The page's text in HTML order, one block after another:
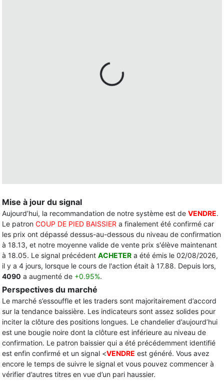
Mise à jour du signal
Aujourd’hui, la recommandation de notre système est de VENDRE.
Le patron COUP DE PIED BAISSIER a finalement été confirmé car
les prix ont dépassé dessus-au-dessous du niveau de confirmation
à 18.13, et notre moyenne valide de vente prix s'élève maintenant
à 18.05. Le signal précédent ACHETER a été émis le 02/08/2026,
il y a 4 jours, lorsque le cours de l'action était à 17.88. Depuis lors,
4090 a augmenté de +0.95%.
Perspectives du marché
Le marché s’essouffle et les traders sont majoritairement d’accord
sur la tendance baissière. Les indicateurs sont assez solides pour
inciter la clôture des positions longues. Le chandelier d’aujourd’hui
est une bougie noire dont la clôture est inférieure au niveau de
confirmation. Le patron baissier qui a été précédemment identifié
est enfin confirmé et un signal <VENDRE est généré. Vous avez
encore le temps de suivre le signal et vous pouvez commencer à
vérifier d’autres titres en vue d’un pari haussier.